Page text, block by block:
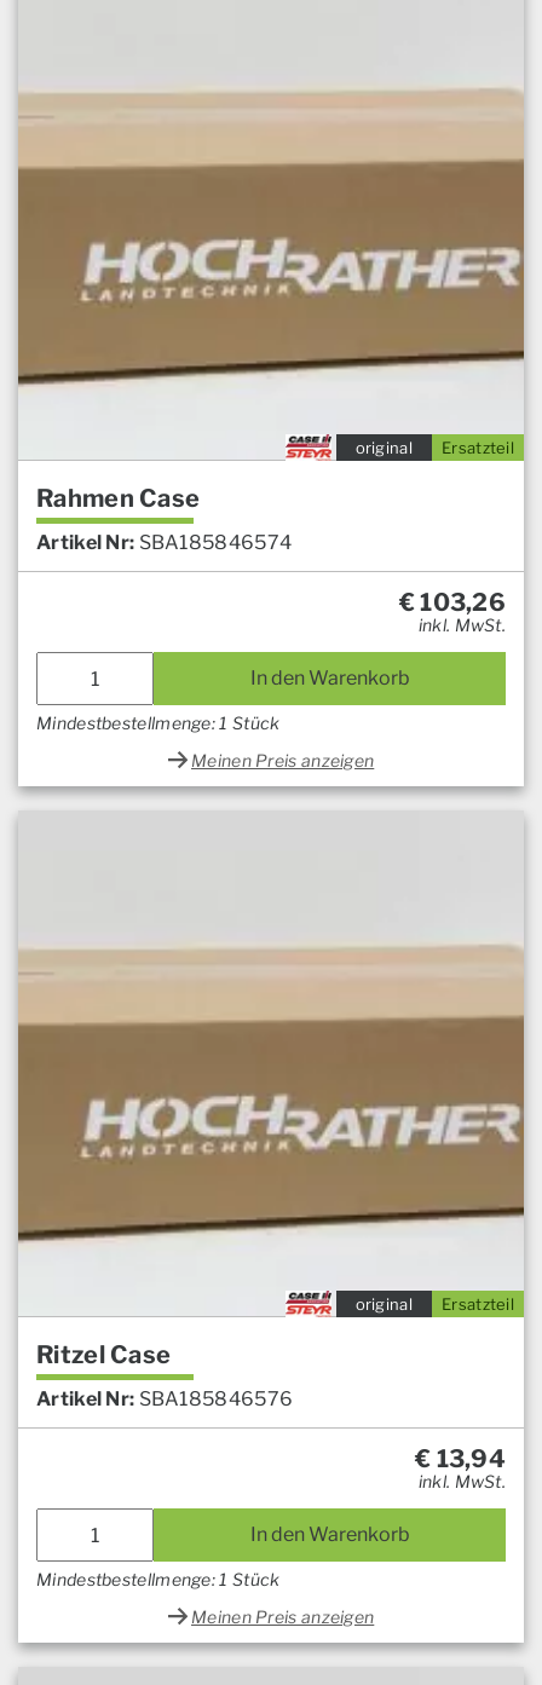
Ersatzteil
original
Rahmen Case
Artikel Nr: SBA185846574
€103,26
inkl. MwSt.
In den Warenkorb
Mindestbestellmenge: 1 Stück
Meinen Preis anzeigen
Ersatzteil
original
Ritzel Case
Artikel Nr: SBA185846576
€ 13,94
inkl. MwSt.
In den Warenkorb
Mindestbestellmenge: 1 Stück
Meinen Preis anzeigen